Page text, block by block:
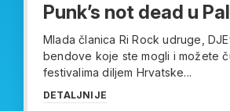
Punk’s not dead u
Mlada članica Ri Rock udruge,
bendove koje ste mogli i možete
festivalima diljem Hrvatske...
DETALJNIJE